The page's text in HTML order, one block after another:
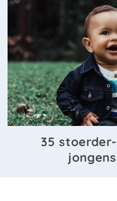
35